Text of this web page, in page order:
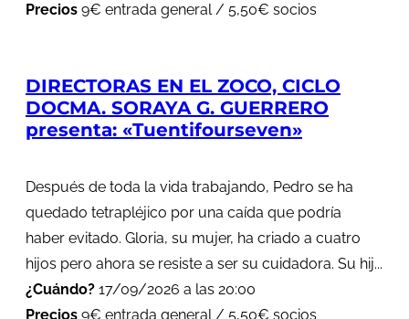
Precios 9€ entrada general / 5,50€ socios
DIRECTORAS EN EL ZOCO, CICLO
DOCMA. SORAYA G. GUERRERO
presenta: «Tuentifourseven»
Después de toda la vida trabajando, Pedro se ha
quedado tetrapléjico por una caída que podría
haber evitado. Gloria, su mujer, ha criado a cuatro
hijos pero ahora se resiste a ser su cuidadora. Su hij...
¿Cuándo? 17/09/2026 a las 20:00
Precios 9€ entrada general / 5,50€ socios